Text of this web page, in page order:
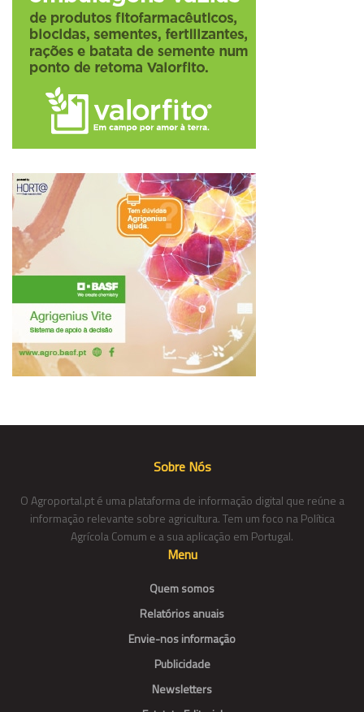
Sobre Nós
O Agroportal.pt é uma plataforma de informação digital que reúne a
informação relevante sobre agricultura. Tem um foco na Política
Agrícola Comum e a sua aplicação em Portugal.
Menu
Quem somos
Relatórios anuais
Envie-nos informação
Publicidade
Newsletters